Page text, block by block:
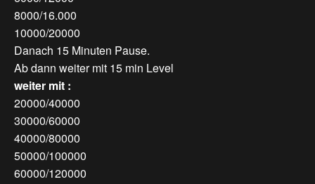
8000/16.000
10000/20000
Danach 15 Minuten Pause.
Ab dann weiter mit 15 min Level
weiter mit :
20000/40000
30000/60000
40000/80000
50000/100000
60000/120000